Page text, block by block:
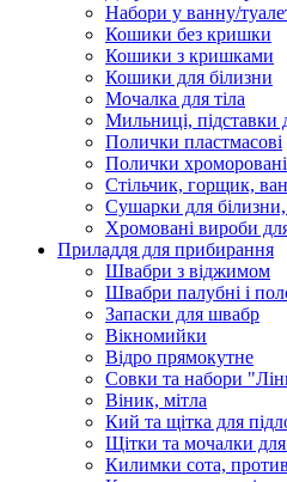
Набори у ванну/
Кошики без кришки
Кошики з кришками
Кошики для білизни
Мочалка для тіла
Мильниці, підставки
Полички пластмасові
Полички
Стільчик, горщик,
Сушарки для білизни,
Хромовані вироби
Приладдя для прибирання
Швабри з віджимом
Швабри палубні і
Запаски для швабр
Вікномийки
Відро прямокутне
Совки та набори
Віник, мітла
Кий та щітка для
Щітки та мочалки
Килимки сота,